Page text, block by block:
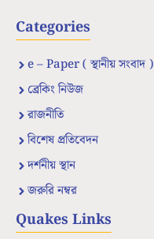
Categories
e – Paper ( স্থানীয় সংবাদ )
ব্রেকিং নিউজ
রাজনীতি
বিশেষ প্রতিবেদন
দর্শনীয় স্থান
জরুরি নম্বর
Quakes Links